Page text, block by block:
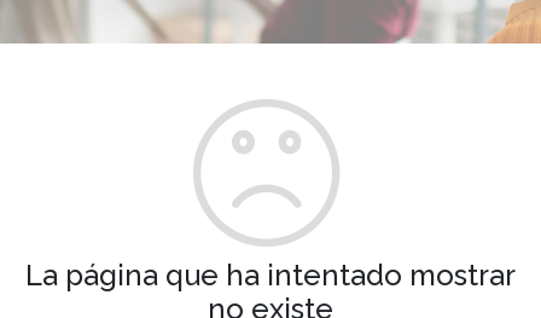
La página que ha intentado mostrar
no existe